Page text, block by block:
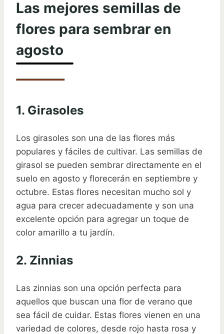
Las mejores semillas de
flores para sembrar en
agosto
1. Girasoles
Los girasoles son una de las flores más
populares y fáciles de cultivar. Las semillas de
girasol se pueden sembrar directamente en el
suelo en agosto y florecerán en septiembre y
octubre. Estas flores necesitan mucho sol y
agua para crecer adecuadamente y son una
excelente opción para agregar un toque de
color amarillo a tu jardín.
2. Zinnias
Las zinnias son una opción perfecta para
aquellos que buscan una flor de verano que
sea fácil de cuidar. Estas flores vienen en una
variedad de colores, desde rojo hasta rosa y